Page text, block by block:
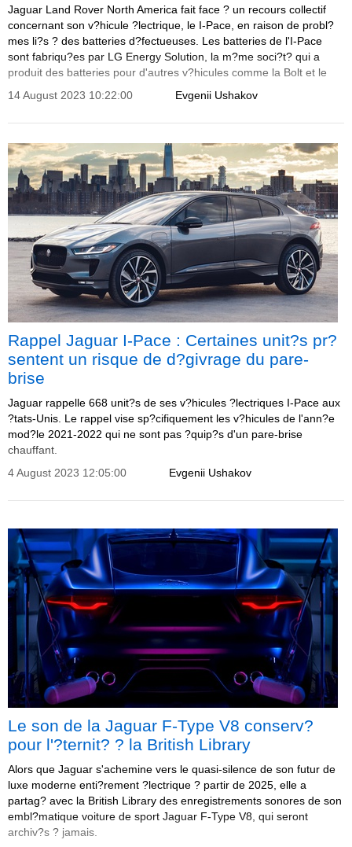
Jaguar Land Rover North America fait face ? un recours collectif
concernant son v?hicule ?lectrique, le I-Pace, en raison de probl?
mes li?s ? des batteries d?fectueuses. Les batteries de l'I-Pace
sont fabriqu?es par LG Energy Solution, la m?me soci?t? qui a
produit des batteries pour d'autres v?hicules comme la Bolt et le
Evgenii Ushakov
14 August 2023 10:22:00
Rappel Jaguar I-Pace : Certaines unit?s pr?
sentent un risque de d?givrage du pare-
brise
Jaguar rappelle 668 unit?s de ses v?hicules ?lectriques I-Pace aux
?tats-Unis. Le rappel vise sp?cifiquement les v?hicules de l'ann?e
mod?le 2021-2022 qui ne sont pas ?quip?s d'un pare-brise
chauffant.
Evgenii Ushakov
4 August 2023 12:05:00
Le son de la Jaguar F-Type V8 conserv?
pour l'?ternit? ? la British Library
Alors que Jaguar s'achemine vers le quasi-silence de son futur de
luxe moderne enti?rement ?lectrique ? partir de 2025, elle a
partag? avec la British Library des enregistrements sonores de son
embl?matique voiture de sport Jaguar F-Type V8, qui seront
archiv?s ? jamais.